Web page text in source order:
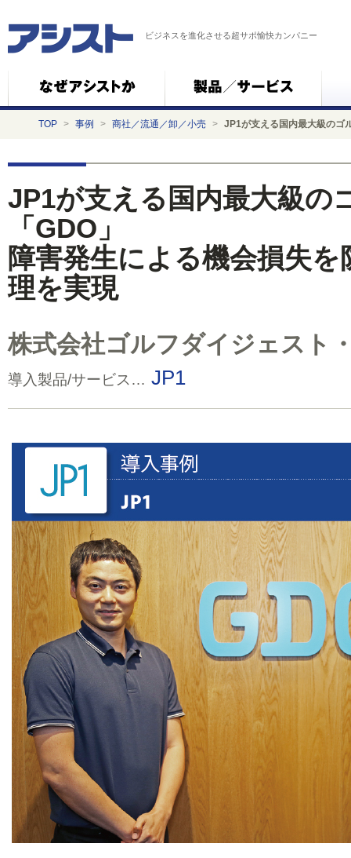
ビジネスを進化させる超サポ愉快カンパニー
TOP > 事例 > 商社／流通／卸／小売 > JP1が支える国内最大級のゴ
JP1が支える国内最大級の
「GDO」
障害発生による機会損失
理を実現
株式会社ゴルフダイジェスト
導入製品/サービス… JP1